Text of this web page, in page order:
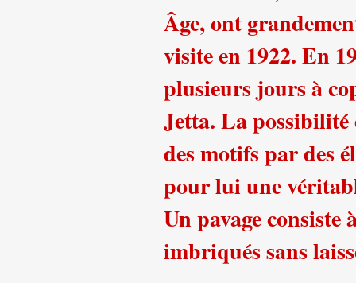
Âge, ont
visite en 1922. En
plusieurs jours à
Jetta. La possibilité
des motifs par des
pour lui une
Un pavage
imbriqués sans